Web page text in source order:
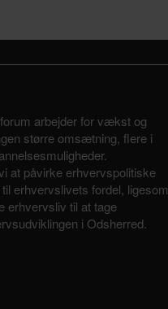
arbejder for vækst og
større omsætning, flere i
at påvirke erhvervspolitiske
erhvervslivets fordel, ligesom
erhvervsliv til at tage
i Odsherred.